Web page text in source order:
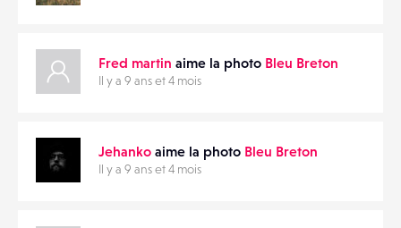
Fred martin aime la photo Bleu Breton
Il y a 9 ans et 4 mois
Jehanko aime la photo Bleu Breton
Il y a 9 ans et 4 mois